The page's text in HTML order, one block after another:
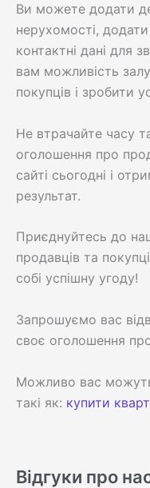
Ви можете додати
нерухомості, додати
контактні дані для
вам можливість
покупців і зробити
Не втрачайте часу
оголошення про
сайті сьогодні і
результат.
Приєднуйтесь до
продавців та
собі успішну угоду!
Запрошуємо вас
своє оголошення
Можливо вас можуть
такі як: купити
Відгуки про